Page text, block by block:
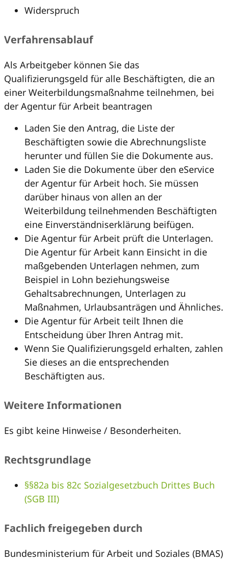
Widerspruch
Verfahrensablauf
Als Arbeitgeber können Sie das
Qualifizierungsgeld für alle Beschäftigten, die an
einer Weiterbildungsmaßnahme teilnehmen, bei
der Agentur für Arbeit beantragen
Laden Sie den Antrag, die Liste der
Beschäftigten sowie die Abrechnungsliste
herunter und füllen Sie die Dokumente aus.
Laden Sie die Dokumente über den eService
der Agentur für Arbeit hoch. Sie müssen
darüber hinaus von allen an der
Weiterbildung teilnehmenden Beschäftigten
eine Einverständniserklärung beifügen.
Die Agentur für Arbeit prüft die Unterlagen.
Die Agentur für Arbeit kann Einsicht in die
maßgebenden Unterlagen nehmen, zum
Beispiel in Lohn beziehungsweise
Gehaltsabrechnungen, Unterlagen zu
Maßnahmen, Urlaubsanträgen und Ähnliches.
Die Agentur für Arbeit teilt Ihnen die
Entscheidung über Ihren Antrag mit.
Wenn Sie Qualifizierungsgeld erhalten, zahlen
Sie dieses an die entsprechenden
Beschäftigten aus.
Weitere Informationen
Es gibt keine Hinweise / Besonderheiten.
Rechtsgrundlage
§§82a bis 82c Sozialgesetzbuch Drittes Buch
(SGB III)
Fachlich freigegeben durch
Bundesministerium für Arbeit und Soziales (BMAS)